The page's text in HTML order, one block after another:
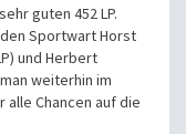
guten 452 LP.
Sportwart Horst
und Herbert
weiterhin im
alle Chancen auf die